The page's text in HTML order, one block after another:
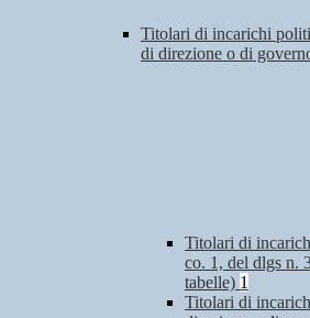
Titolari di incarichi
di direzione o di
Titolari di
co. 1, del dlgs n.
tabelle) 1
Titolari di